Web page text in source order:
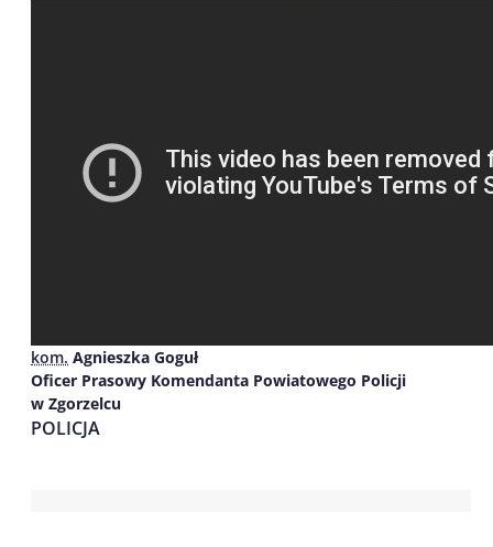
kom. Agnieszka Goguł
Oficer Prasowy Komendanta Powiatowego Policji
w Zgorzelcu
POLICJA